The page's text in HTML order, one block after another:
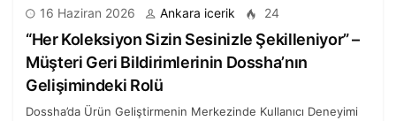
16 Haziran 2026 Ankara icerik 24
“Her Koleksiyon Sizin Sesinizle Şekilleniyor” –
Müşteri Geri Bildirimlerinin Dossha’nın
Gelişimindeki Rolü
Dossha’da Ürün Geliştirmenin Merkezinde Kullanıcı Deneyimi